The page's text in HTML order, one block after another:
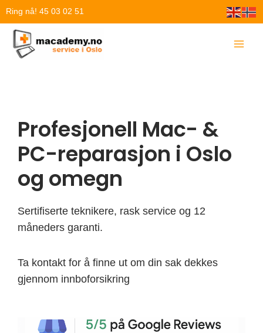
Hopp
innholdet
Ring nå! 45 03 02 51
Profesjonell Mac- &
PC-reparasjon i Oslo
og omegn
Sertifiserte teknikere, rask service og 12
måneders garanti.
Ta kontakt for å finne ut om din sak dekkes
gjennom innboforsikring